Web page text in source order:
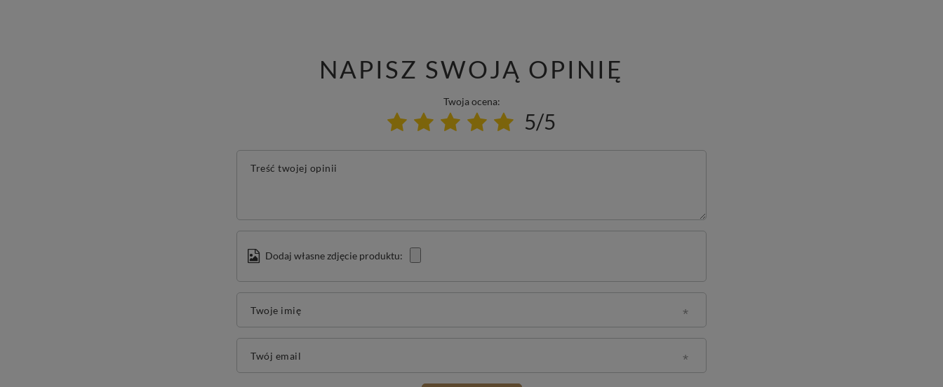
NAPISZ SWOJĄ OPINIĘ
Twoja ocena:
5/5
Treść twojej opinii
Dodaj własne zdjęcie produktu:
Twoje imię
Twój email